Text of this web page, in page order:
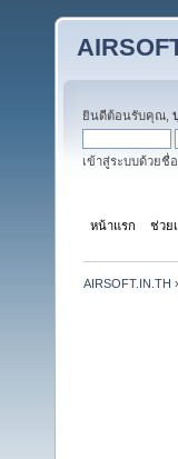
ยินดีต้อนรับคุณ,
เข้าสู่ระบบด้วยชื่
หน้าแรก ช่วย
AIRSOFT.IN.TH